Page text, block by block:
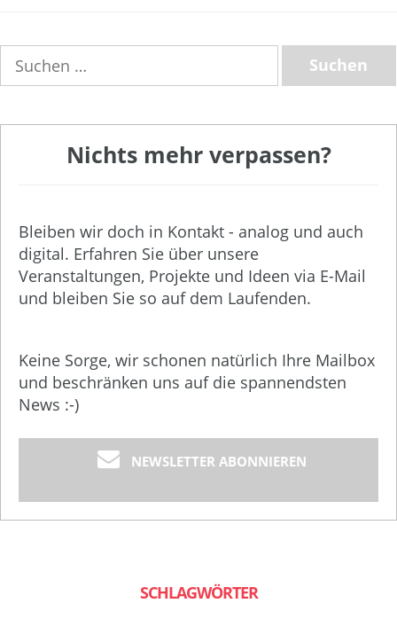
nach:
Nichts mehr verpassen?
Bleiben wir doch in Kontakt - analog und auch
digital. Erfahren Sie über unsere
Veranstaltungen, Projekte und Ideen via E-Mail
und bleiben Sie so auf dem Laufenden.
Keine Sorge, wir schonen natürlich Ihre Mailbox
und beschränken uns auf die spannendsten
News :-)
NEWSLETTER ABONNIEREN
SCHLAGWÖRTER